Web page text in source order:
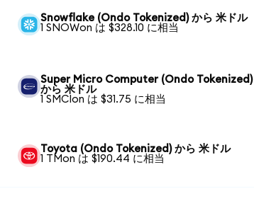
Snowflake (Ondo Tokenized) から 米ドル
1 SNOWon は $328.10 に相当
Super Micro Computer (Ondo Tokenized)
から 米ドル
1 SMCIon は $31.75 に相当
Toyota (Ondo Tokenized) から 米ドル
1 TMon は $190.44 に相当